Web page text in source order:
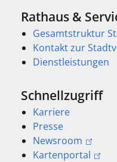
Rathaus &
Gesamtstruktur
Kontakt zur
Dienstleistungen
Schnellzugriff
Karriere
Presse
Newsroom
Kartenportal